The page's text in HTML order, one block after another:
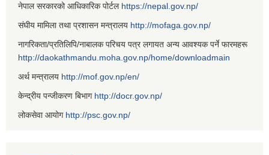
नेपाल सरकारको आधिकारिक पोर्टल https://nepal.gov.np/
संघीय मामिला तथा प्रशासन मन्त्रालय http://mofaga.gov.np/
नागरिकता/प्रतिलिपि/नाबालक परिचय पत्र लगायत अन्य आवश्यक पर्ने फारमहरू
http://daokathmandu.moha.gov.np/home/downloadmain
अर्थ मन्त्रालय http://mof.gov.np/en/
केन्द्रीय पन्जीकरण बिभाग http://docr.gov.np/
लोकसेवा आयोग http://psc.gov.np/